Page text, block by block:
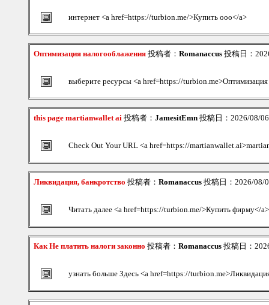
интернет <a href=https://turbion.me/>Купить ооо</a>
Оптимизация налогооблажения 投稿者： Romanaccus 投稿日：
выберите ресурсы <a href=https://
this page martianwallet ai 投稿者： JamesitEmn 投稿日：2026/08/
Check Out Your URL <a href=https://
Ликвидация, банкротство 投稿者： Romanaccus 投稿日：2026/08/
Читать далее <a href=https://turbion.me/>Купить фирму</a>
Как Не платить налоги законно 投稿者： Romanaccus 投稿日：
узнать больше Здесь <a href=https://